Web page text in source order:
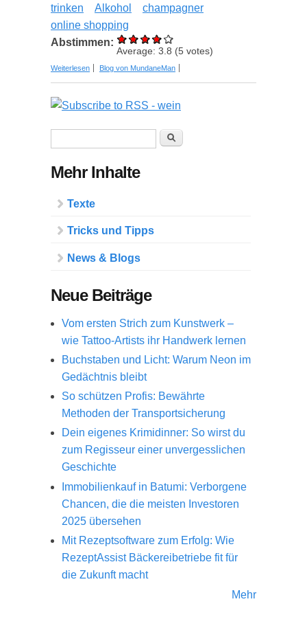
trinken
Alkohol
champagner
online shopping
Abstimmen:
Average: 3.8 (5 votes)
Weiterlesen über Hoch die Gläser! Die 9 wichtigsten Wein-
Blog von MundaneMan
Suche
Mehr Inhalte
Texte
Tricks und Tipps
News & Blogs
Neue Beiträge
Vom ersten Strich zum Kunstwerk –
wie Tattoo-Artists ihr Handwerk lernen
Buchstaben und Licht: Warum Neon im
Gedächtnis bleibt
So schützen Profis: Bewährte
Methoden der Transportsicherung
Dein eigenes Krimidinner: So wirst du
zum Regisseur einer unvergesslichen
Geschichte
Immobilienkauf in Batumi: Verborgene
Chancen, die die meisten Investoren
2025 übersehen
Mit Rezeptsoftware zum Erfolg: Wie
RezeptAssist Bäckereibetriebe fit für
die Zukunft macht
Mehr